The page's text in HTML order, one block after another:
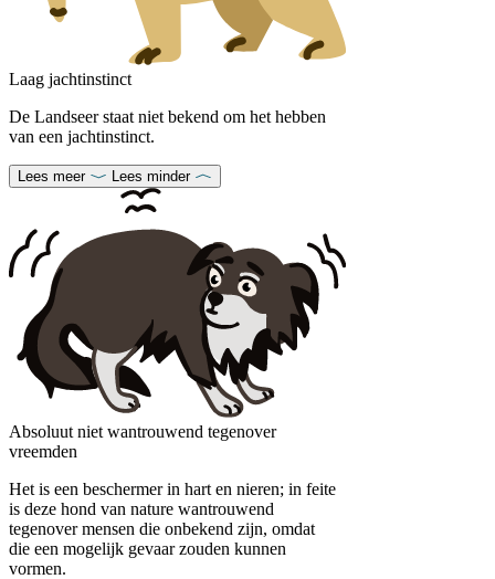
Laag jachtinstinct
De Landseer staat niet bekend om het hebben
van een jachtinstinct.
Lees meer Lees minder
Absoluut niet wantrouwend tegenover
vreemden
Het is een beschermer in hart en nieren; in feite
is deze hond van nature wantrouwend
tegenover mensen die onbekend zijn, omdat
die een mogelijk gevaar zouden kunnen
vormen.